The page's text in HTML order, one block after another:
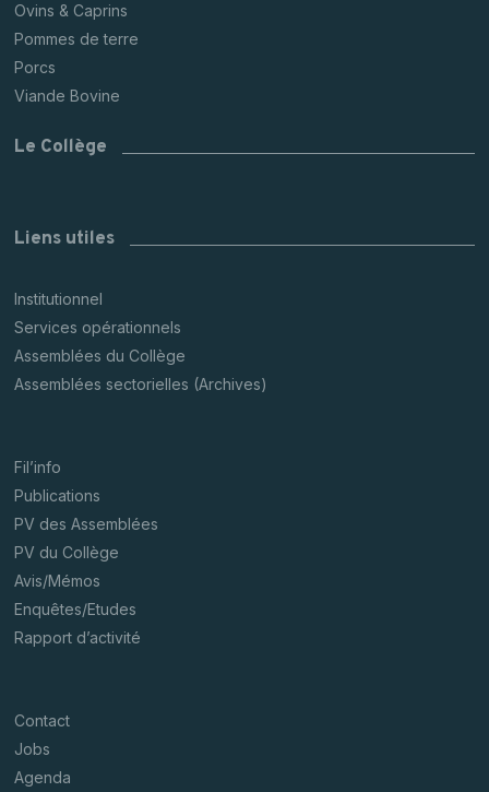
Ovins & Caprins
Pommes de terre
Porcs
Viande Bovine
Le Collège
Liens utiles
Institutionnel
Services opérationnels
Assemblées du Collège
Assemblées sectorielles (Archives)
Fil’info
Publications
PV des Assemblées
PV du Collège
Avis/Mémos
Enquêtes/Etudes
Rapport d’activité
Contact
Jobs
Agenda